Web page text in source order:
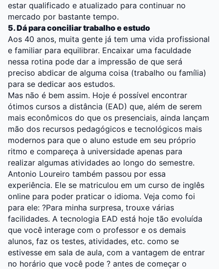
estar qualificado e atualizado para continuar no
mercado por bastante tempo.
5. Dá para conciliar trabalho e estudo
Aos 40 anos, muita gente já tem uma vida profissional
e familiar para equilibrar. Encaixar uma faculdade
nessa rotina pode dar a impressão de que será
preciso abdicar de alguma coisa (trabalho ou família)
para se dedicar aos estudos.
Mas não é bem assim. Hoje é possível encontrar
ótimos cursos a distância (EAD) que, além de serem
mais econômicos do que os presenciais, ainda lançam
mão dos recursos pedagógicos e tecnológicos mais
modernos para que o aluno estude em seu próprio
ritmo e compareça à universidade apenas para
realizar algumas atividades ao longo do semestre.
Antonio Loureiro também passou por essa
experiência. Ele se matriculou em um curso de inglês
online para poder praticar o idioma. Veja como foi
para ele: ?Para minha surpresa, trouxe várias
facilidades. A tecnologia EAD está hoje tão evoluída
que você interage com o professor e os demais
alunos, faz os testes, atividades, etc. como se
estivesse em sala de aula, com a vantagem de entrar
no horário que você pode ? antes de começar o